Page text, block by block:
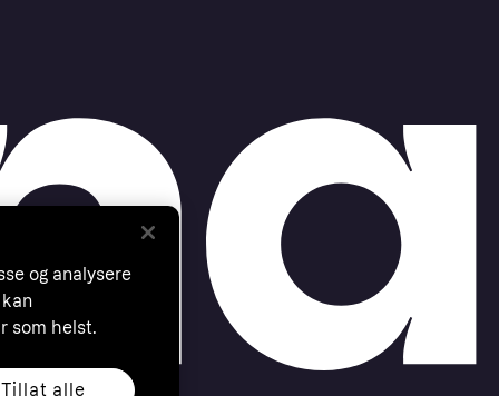
og analysere
som helst.
Tillat alle